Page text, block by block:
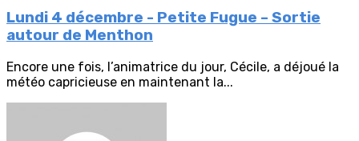
Lundi 4 décembre - Petite Fugue – Sortie
autour de Menthon
Encore une fois, l’animatrice du jour, Cécile, a déjoué la
météo capricieuse en maintenant la...